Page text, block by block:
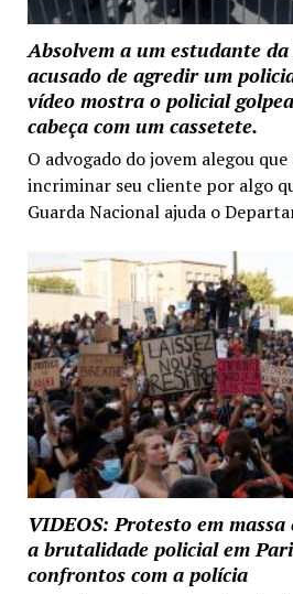
Absolvem a um estudante
acusado de agredir um
vídeo mostra o policial
cabeça com um cassetete.
O advogado do jovem alegou
incriminar seu cliente por algo
Guarda Nacional ajuda o
VIDEOS: Protesto em
a brutalidade policial em
confrontos com a polícia